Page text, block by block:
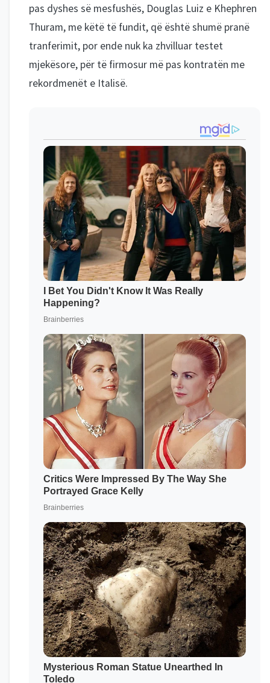
pas dyshes së mesfushës, Douglas Luiz e Khephren
Thuram, me këtë të fundit, që është shumë pranë
tranferimit, por ende nuk ka zhvilluar testet
mjekësore, për të firmosur më pas kontratën me
rekordmenët e Italisë.